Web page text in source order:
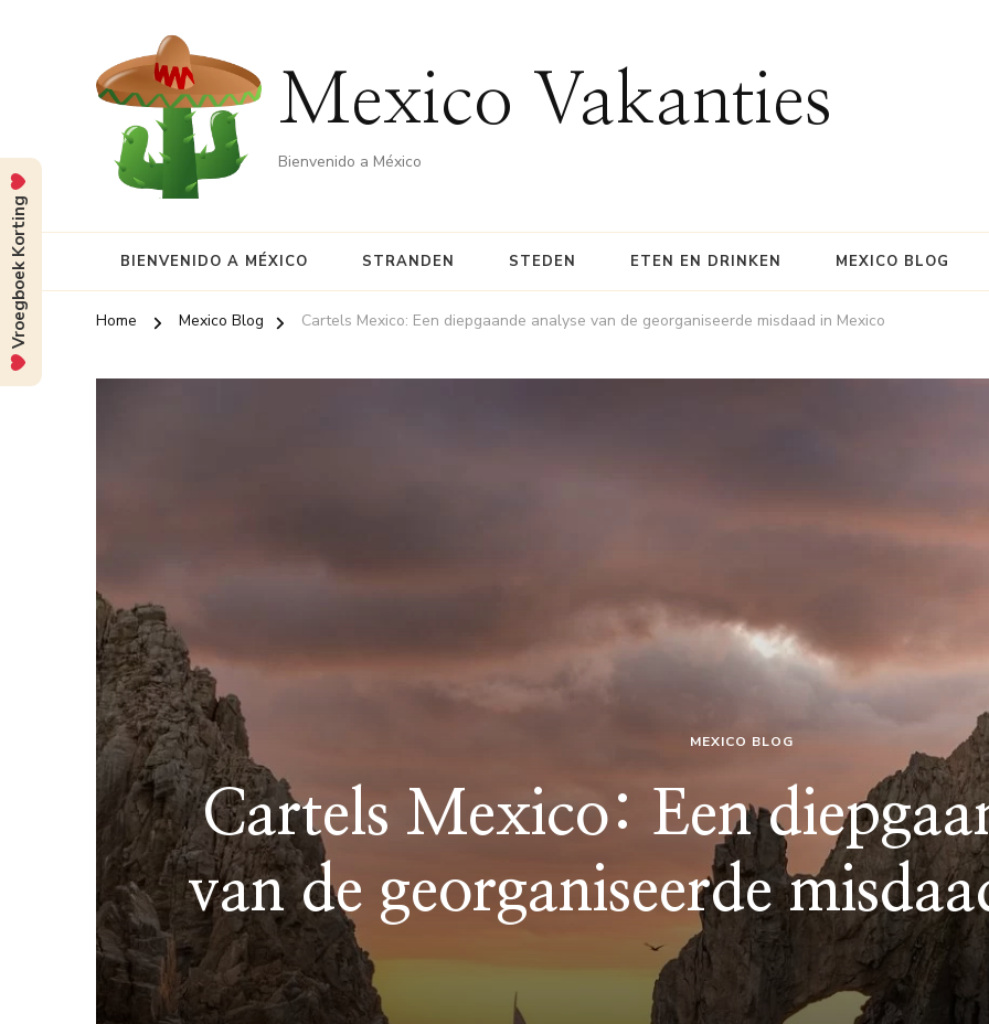
Mexico Vakanties
Bienvenido a México
BIENVENIDO A MÉXICO STRANDEN STEDEN ETEN EN DRINKEN MEXICO BLOG
Home Mexico Blog Cartels Mexico: Een diepgaande analyse van de georganiseerde misdaad in Mexico
MEXICO BLOG
Cartels Mexico: Een
van de georganiseerde
Vroegboek Korting